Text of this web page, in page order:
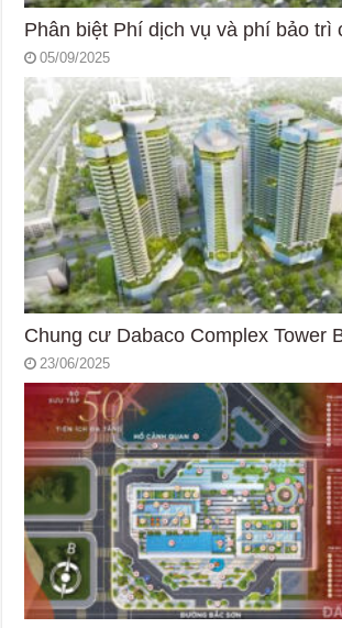
Phân biệt Phí dịch vụ và phí bảo trì
05/09/2025
Chung cư Dabaco Complex Tower
23/06/2025